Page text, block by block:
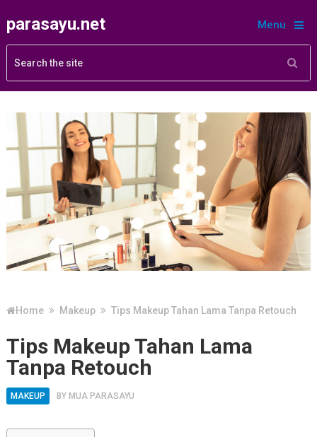
parasayu.net Menu
Home Makeup Tips Makeup Tahan Lama Tanpa Retouch
Tips Makeup Tahan Lama
Tanpa Retouch
MAKEUP BY MUA PARASAYU